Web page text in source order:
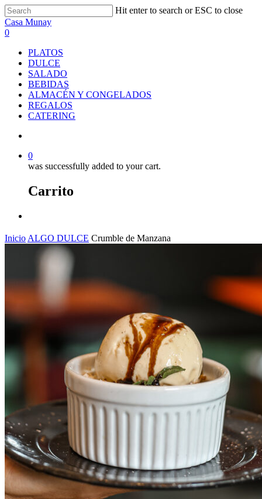
Skip
to
main
Hit enter to search or ESC to close
Close
Search
Casa Munay
search
0
PLATOS
DULCE
SALADO
BEBIDAS
ALMACÉN Y CONGELADOS
REGALOS
CATERING
0
was successfully added to your cart.
Carrito
Inicio ALGO DULCE Crumble de Manzana